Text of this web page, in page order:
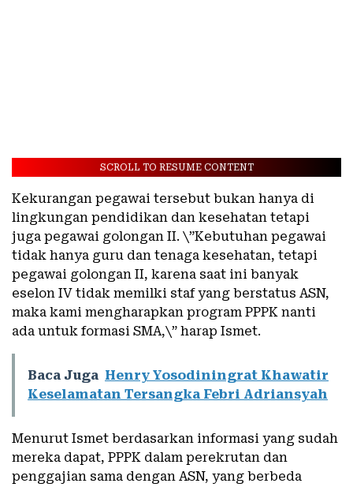
SCROLL TO RESUME CONTENT
Kekurangan pegawai tersebut bukan hanya di
lingkungan pendidikan dan kesehatan tetapi
juga pegawai golongan II. \”Kebutuhan pegawai
tidak hanya guru dan tenaga kesehatan, tetapi
pegawai golongan II, karena saat ini banyak
eselon IV tidak memilki staf yang berstatus ASN,
maka kami mengharapkan program PPPK nanti
ada untuk formasi SMA,\” harap Ismet.
Baca Juga Henry Yosodiningrat Khawatir
Keselamatan Tersangka Febri Adriansyah
Menurut Ismet berdasarkan informasi yang sudah
mereka dapat, PPPK dalam perekrutan dan
penggajian sama dengan ASN, yang berbeda